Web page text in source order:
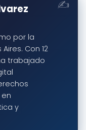
por la
Con 12
trabajado
y